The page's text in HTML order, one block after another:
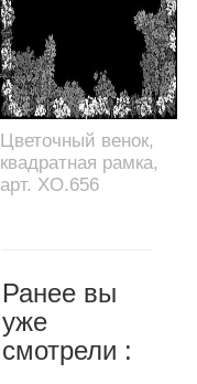
Цветочный венок,
квадратная рамка,
арт. XO.656
Ранее вы
уже
смотрели :